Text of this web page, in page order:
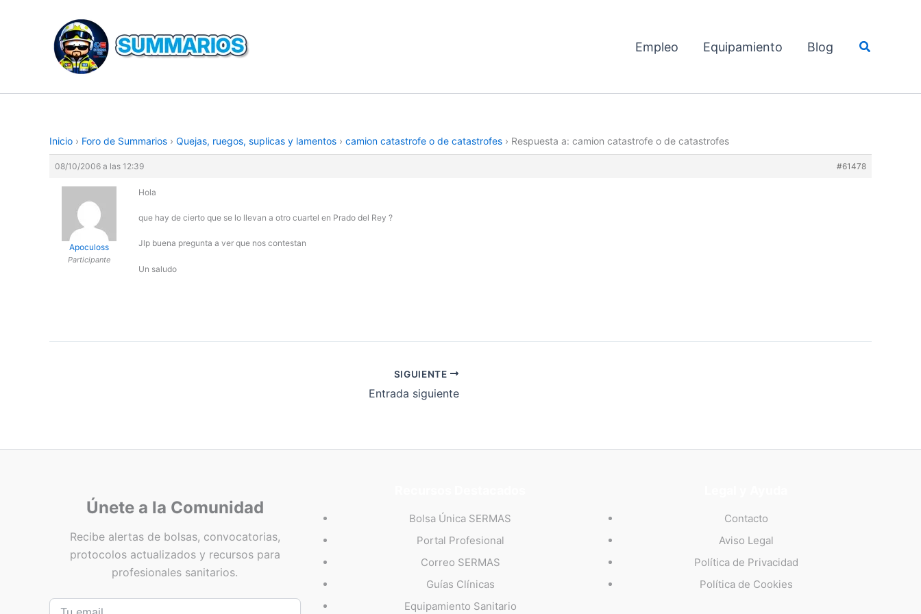
contenido
Empleo Equipamiento Blog Buscar
Inicio › Foro de Summarios › Quejas, ruegos, suplicas y lamentos › camion catastrofe o de catastrofes › Respuesta a: camion catastrofe o de catastrofes
08/10/2006 a las 12:39 #61478
Apoculoss
Participante
Hola
que hay de cierto que se lo llevan a otro cuartel en Prado del Rey ?
Jlp buena pregunta a ver que nos contestan
Un saludo
SIGUIENTE
Entrada siguiente
Únete a la Comunidad
Recibe alertas de bolsas, convocatorias,
protocolos actualizados y recursos para
profesionales sanitarios.
Bolsa Única SERMAS
Portal Profesional
Correo SERMAS
Guías Clínicas
Equipamiento Sanitario
Contacto
Aviso Legal
Política de Privacidad
Política de Cookies